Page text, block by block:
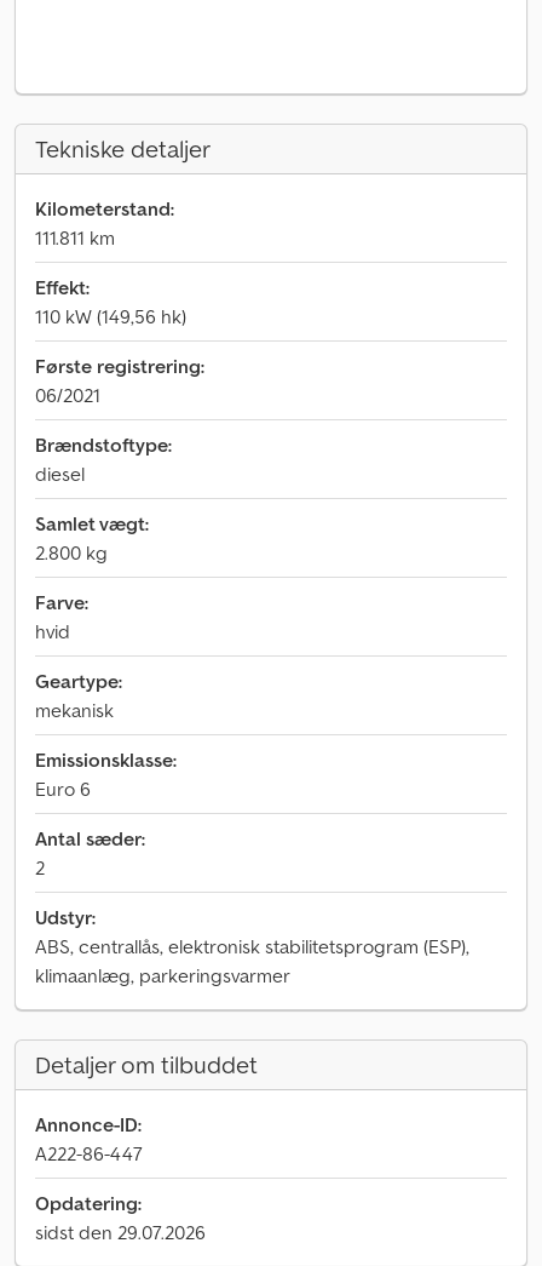
Tekniske detaljer
Kilometerstand:
111.811 km
Effekt:
110 kW (149,56 hk)
Første registrering:
06/2021
Brændstoftype:
diesel
Samlet vægt:
2.800 kg
Farve:
hvid
Geartype:
mekanisk
Emissionsklasse:
Euro 6
Antal sæder:
2
Udstyr:
ABS, centrallås, elektronisk stabilitetsprogram (ESP),
klimaanlæg, parkeringsvarmer
Detaljer om tilbuddet
Annonce-ID:
A222-86-447
Opdatering:
sidst den 29.07.2026